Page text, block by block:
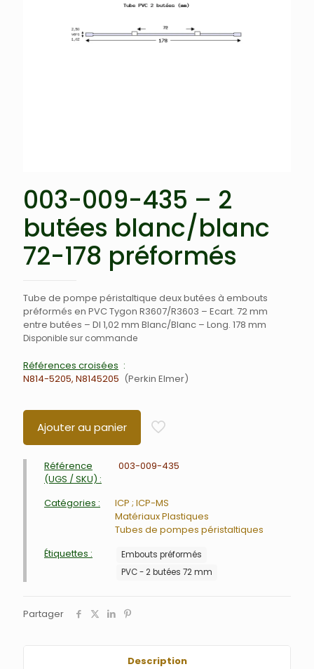
003-009-435 – 2
butées blanc/blanc
72-178 préformés
Tube de pompe péristaltique deux butées à embouts
préformés en PVC Tygon R3607/R3603 – Ecart. 72 mm
entre butées – DI 1,02 mm Blanc/Blanc – Long. 178 mm
Disponible sur commande
Références croisées
N814-5205, N8145205
Perkin Elmer
Ajouter au panier
Référence
(UGS / SKU) :
003-009-435
Catégories :
ICP ; ICP-MS
Matériaux Plastiques
Tubes de pompes péristaltiques
Étiquettes :
Embouts préformés
PVC - 2 butées 72 mm
Partager
Description